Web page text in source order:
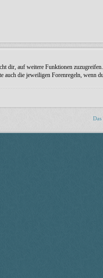
dir, auf weitere Funktionen
auch die jeweiligen Forenregeln, wenn
Das